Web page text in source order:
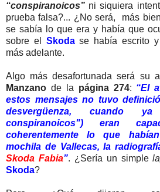
“conspiranoicos” ni siquiera
prueba falsa?... ¿No será, más
se sabía lo que era y había que
sobre el Skodase había escrito y
más adelante.
Algo más desafortunada será su
Manzano de la página 274: “El
estos mensajes no tuvo
desvergüenza, cuando
conspiranoicos") eran
coherentemente lo que
mochila de Vallecas, la
Skoda Fabia”. ¿Sería un simple
Skoda?